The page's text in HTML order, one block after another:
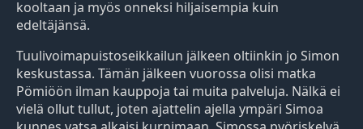
kooltaan ja myös onneksi hiljaisempia kuin
edeltäjänsä.
Tuulivoimapuistoseikkailun jälkeen oltiinkin jo Simon
keskustassa. Tämän jälkeen vuorossa olisi matka
Pömiöön ilman kauppoja tai muita palveluja. Nälkä ei
vielä ollut tullut, joten ajattelin ajella ympäri Simoa